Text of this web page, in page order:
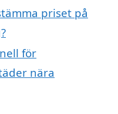
priset på
för
nära